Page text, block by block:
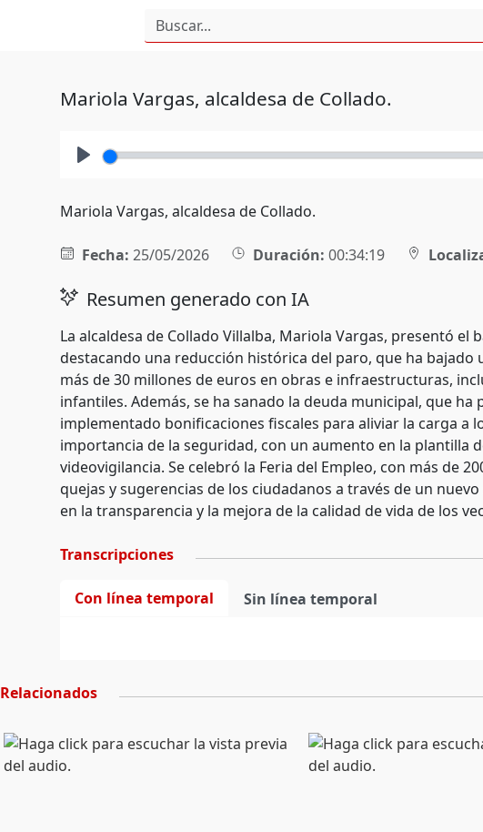
Mariola Vargas, alcaldesa de Collado.
Mariola Vargas, alcaldesa de Collado.
Fecha: 25/05/2026 Duración: 00:34:19
Resumen generado con IA
La alcaldesa de Collado Villalba, Mariola Vargas, presentó el
destacando una reducción histórica del paro, que ha bajado
más de 30 millones de euros en obras e infraestructuras,
infantiles. Además, se ha sanado la deuda municipal, que ha
implementado bonificaciones fiscales para aliviar la carga a
importancia de la seguridad, con un aumento en la plantilla
videovigilancia. Se celebró la Feria del Empleo, con más de
quejas y sugerencias de los ciudadanos a través de un
en la transparencia y la mejora de la calidad de vida de los
Transcripciones
Con línea temporal Sin línea temporal
Relacionados